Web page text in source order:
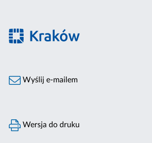
Wyślij e-mailem
Wersja do druku